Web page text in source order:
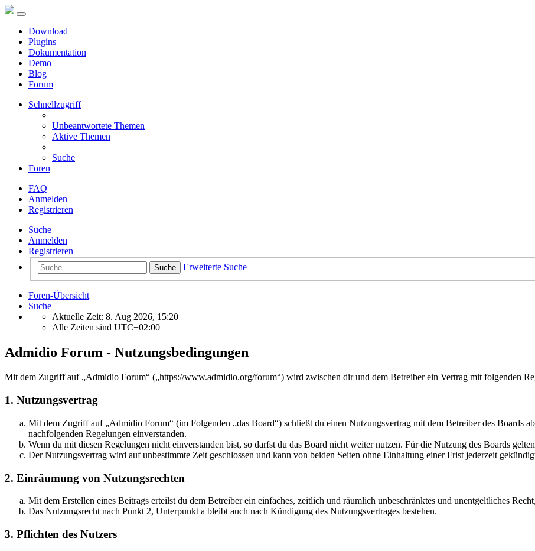
Download
Plugins
Dokumentation
Demo
Blog
Forum
Schnellzugriff
Unbeantwortete Themen
Aktive Themen
Suche
Foren
FAQ
Anmelden
Registrieren
Suche
Anmelden
Registrieren
Suche Erweiterte Suche
Foren-Übersicht
Suche
Aktuelle Zeit: 8. Aug 2026, 15:20
Alle Zeiten sind UTC+02:00
Admidio Forum - Nutzungsbedingungen
Mit dem Zugriff auf „Admidio Forum“ („https://www.admidio.org/forum“) wird zwischen dir und dem Betreiber ein Vertrag mit folgenden
1. Nutzungsvertrag
Mit dem Zugriff auf „Admidio Forum“ (im Folgenden „das Board“) schließt du einen Nutzungsvertrag mit dem Betreiber des Boards
nachfolgenden Regelungen einverstanden.
Wenn du mit diesen Regelungen nicht einverstanden bist, so darfst du das Board nicht weiter nutzen. Für die Nutzung des Boards
Der Nutzungsvertrag wird auf unbestimmte Zeit geschlossen und kann von beiden Seiten ohne Einhaltung einer Frist jederzeit
2. Einräumung von Nutzungsrechten
Mit dem Erstellen eines Beitrags erteilst du dem Betreiber ein einfaches, zeitlich und räumlich unbeschränktes und unentgeltliches
Das Nutzungsrecht nach Punkt 2, Unterpunkt a bleibt auch nach Kündigung des Nutzungsvertrages bestehen.
3. Pflichten des Nutzers